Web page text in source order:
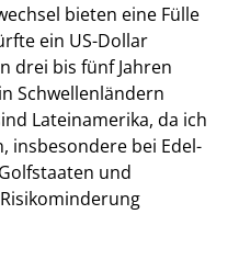
bieten eine Fülle
ein US-Dollar
drei bis fünf Jahren
Schwellenländern
Lateinamerika, da ich
insbesondere bei Edel-
und